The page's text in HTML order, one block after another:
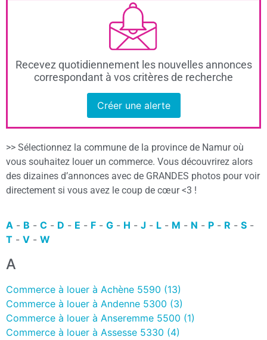
Recevez quotidiennement les nouvelles annonces
correspondant à vos critères de recherche
Créer une alerte
>> Sélectionnez la commune de la province de Namur où
vous souhaitez louer un commerce. Vous découvrirez alors
des dizaines d’annonces avec de GRANDES photos pour voir
directement si vous avez le coup de cœur <3 !
A - B - C - D - E - F - G - H - J - L - M - N - P - R - S -
T - V - W
A
Commerce à louer à Achène 5590 (13)
Commerce à louer à Andenne 5300 (3)
Commerce à louer à Anseremme 5500 (1)
Commerce à louer à Assesse 5330 (4)